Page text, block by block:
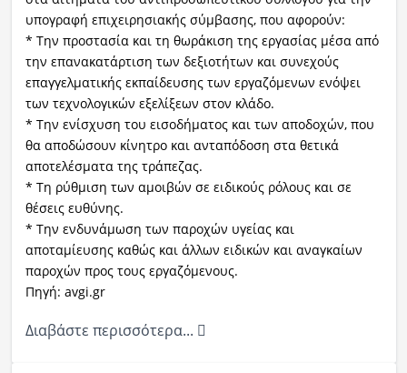
υπογραφή επιχειρησιακής σύμβασης, που αφορούν:
* Την προστασία και τη θωράκιση της εργασίας μέσα από
την επανακατάρτιση των δεξιοτήτων και συνεχούς
επαγγελματικής εκπαίδευσης των εργαζόμενων ενόψει
των τεχνολογικών εξελίξεων στον κλάδο.
* Την ενίσχυση του εισοδήματος και των αποδοχών, που
θα αποδώσουν κίνητρο και ανταπόδοση στα θετικά
αποτελέσματα της τράπεζας.
* Τη ρύθμιση των αμοιβών σε ειδικούς ρόλους και σε
θέσεις ευθύνης.
* Την ενδυνάμωση των παροχών υγείας και
αποταμίευσης καθώς και άλλων ειδικών και αναγκαίων
παροχών προς τους εργαζόμενους.
Πηγή: avgi.gr
Διαβάστε περισσότερα...